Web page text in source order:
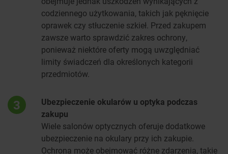
codziennego użytkowania, takich jak pęknięcie
oprawek czy stłuczenie szkieł. Przed zakupem
zawsze warto sprawdzić zakres ochrony,
ponieważ niektóre oferty mogą uwzględniać
limity świadczeń dla określonych kategorii
przedmiotów.
3
Ubezpieczenie okularów u optyka podczas
zakupu
Wiele salonów optycznych oferuje dodatkowe
ubezpieczenie na okulary przy ich zakupie.
Ochrona może obejmować różne zdarzenia, takie